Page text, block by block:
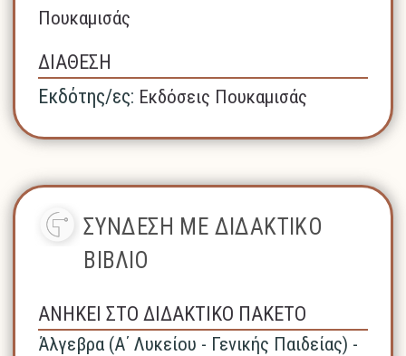
Πουκαμισάς
ΔΙΑΘΕΣΗ
Εκδότης/ες: Εκδόσεις Πουκαμισάς
ΣΥΝΔΕΣΗ ΜΕ ΔΙΔΑΚΤΙΚΟ
ΒΙΒΛΙΟ
ΑΝΗΚΕΙ ΣΤΟ ΔΙΔΑΚΤΙΚΟ ΠΑΚΕΤΟ
Άλγεβρα (A΄ Λυκείου - Γενικής Παιδείας) -